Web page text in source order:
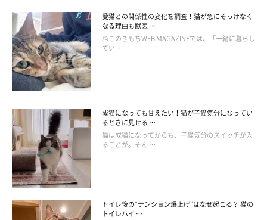
愛猫との関係性の変化を調査！猫が急にそっけなく
なる理由も獣医 …
ねこのきもちWEB MAGAZINEでは、「一緒に暮らし
てい …
成猫になっても甘えたい！猫が子猫気分になってい
るときに見せる …
猫は成猫になってからも、子猫気分のスイッチが入
ることが。そん …
トイレ後の“テンション爆上げ”はなぜ起こる？ 猫の
トイレハイ …